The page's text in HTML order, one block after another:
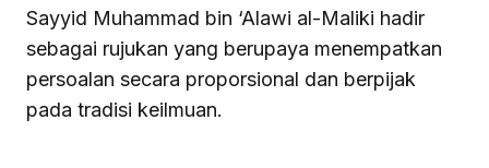
Sayyid Muhammad bin ‘Alawi al-Maliki hadir
sebagai rujukan yang berupaya menempatkan
persoalan secara proporsional dan berpijak
pada tradisi keilmuan.